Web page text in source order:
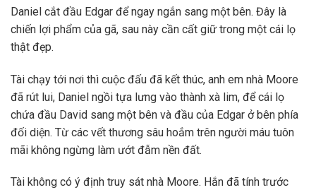
Daniel cắt đầu Edgar để ngay ngắn sang một bên. Đây là
chiến lợi phẩm của gã, sau này cần cất giữ trong một cái lọ
thật đẹp.
Tài chạy tới nơi thì cuộc đấu đã kết thúc, anh em nhà Moore
đã rút lui, Daniel ngồi tựa lưng vào thành xà lim, để cái lọ
chứa đầu David sang một bên và đầu của Edgar ở bên phía
đối diện. Từ các vết thương sâu hoắm trên người máu tuôn
mãi không ngừng làm ướt đẫm nền đất.
Tài không có ý định truy sát nhà Moore. Hắn đã tính trước